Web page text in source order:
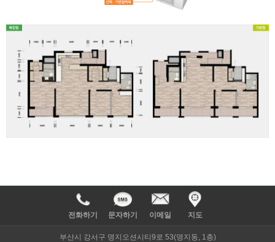
전화하기 문자하기 이메일 지도
부산시 강서구 명지오션시티9로 53(명지동, 1층)